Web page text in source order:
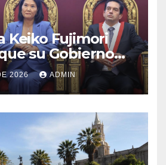
Keiko Fujimori
su Gobierno
separación de
2026 ADMIN